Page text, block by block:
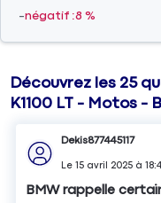
négatif 8 %
Découvrez les 25
K1100 LT - Motos -
Dekis877445117
Le15 avril 2025 à
BMW rappelle